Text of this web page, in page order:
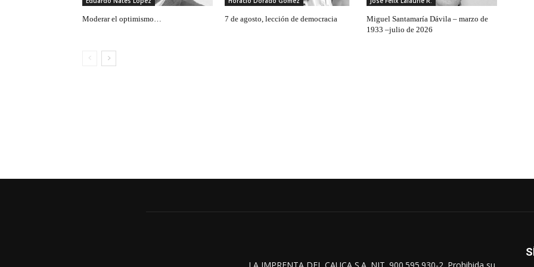
Moderar el optimismo… 7 de agosto, lección de democracia
Miguel Santamaría Dávila – marzo de
1933 –julio de 2026